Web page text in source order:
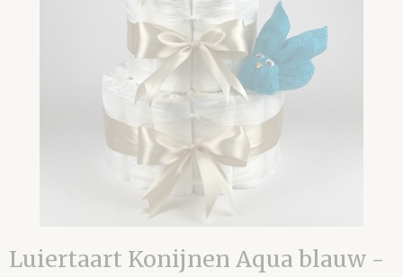
Luiertaart Konijnen Aqua blauw -